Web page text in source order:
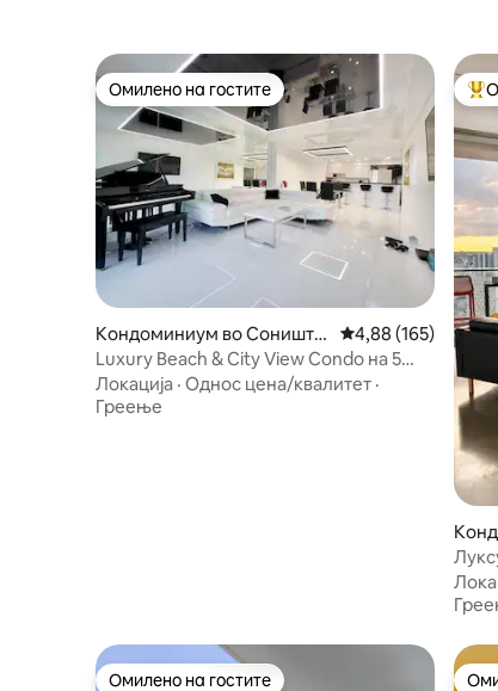
Омилено на гостите
Омилено на гостите
Кондоминиум во Соништа
Ајлс Бич
Просечна оцена:
4,88 (165)
Luxury Beach & City View Condo на 5
минути пешачење до плажа
Локација · Однос цена/квалитет ·
Греење
Омилено на гостите